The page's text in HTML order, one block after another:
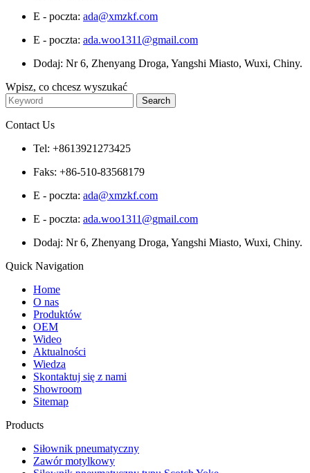
E - poczta: ada@xmzkf.com
E - poczta: ada.woo1311@gmail.com
Dodaj: Nr 6, Zhenyang Droga, Yangshi Miasto, Wuxi, Chiny.
Wpisz, co chcesz wyszukać
Contact Us
Tel: +8613921273425
Faks: +86-510-83568179
E - poczta: ada@xmzkf.com
E - poczta: ada.woo1311@gmail.com
Dodaj: Nr 6, Zhenyang Droga, Yangshi Miasto, Wuxi, Chiny.
Quick Navigation
Home
O nas
Produktów
OEM
Wideo
Aktualności
Wiedza
Skontaktuj się z nami
Showroom
Sitemap
Products
Siłownik pneumatyczny
Zawór motylkowy